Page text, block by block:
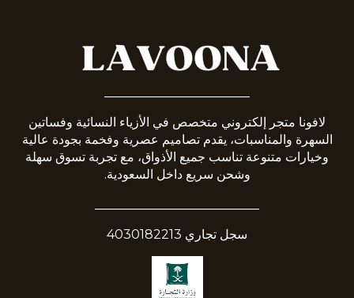
لافونا متجر إلكتروني متخصص في الأزياء النسائية وفساتين
السهرة والمناسبات، يقدم تصاميم عصرية وفخمة بجودة عالية
وخيارات متنوعة تناسب جميع الأذواق، مع تجربة تسوق سهلة
وشحن سريع داخل السعودية.
سجل تجاري 4030182213